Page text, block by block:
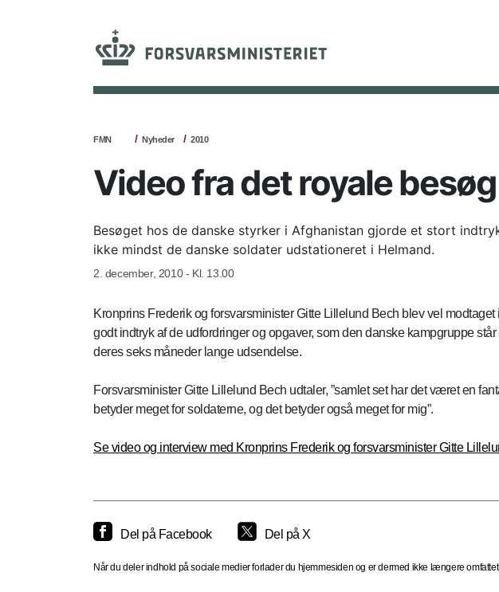
FMN Nyheder 2010
Video fra det royale
Besøget hos de danske styrker i Afghanistan gjorde et stort
ikke mindst de danske soldater udstationeret i Helmand.
2. december, 2010 - Kl. 13.00
Kronprins Frederik og forsvarsminister Gitte Lillelund Bech blev vel
godt indtryk af de udfordringer og opgaver, som den danske kampgruppe
deres seks måneder lange udsendelse.
Forsvarsminister Gitte Lillelund Bech udtaler, ”samlet set har det været en
betyder meget for soldaterne, og det betyder også meget for mig”.
Se video og interview med Kronprins Frederik og forsvarsminister Gitte
Del på Facebook Del på X
Når du deler indhold på sociale medier forlader du hjemmesiden og er dermed ikke længere